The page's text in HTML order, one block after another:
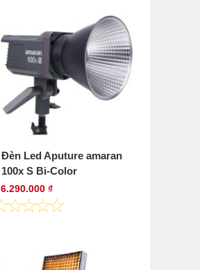
Đèn Led Aputure amaran
100x S Bi-Color
6.290.000 ₫